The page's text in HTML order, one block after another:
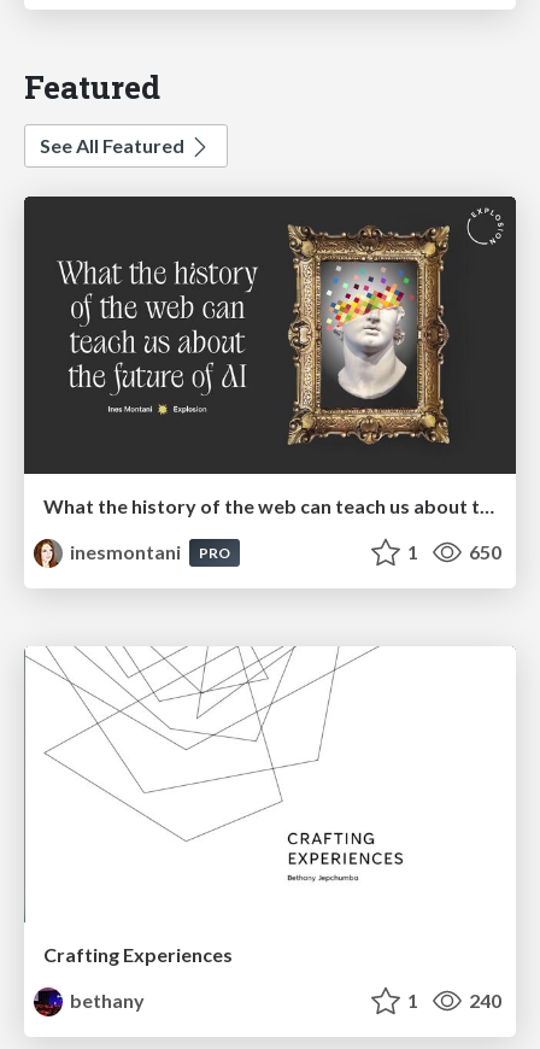
Featured
See All Featured
inesmontani
PRO 1 650
Crafting Experiences
bethany
1 240